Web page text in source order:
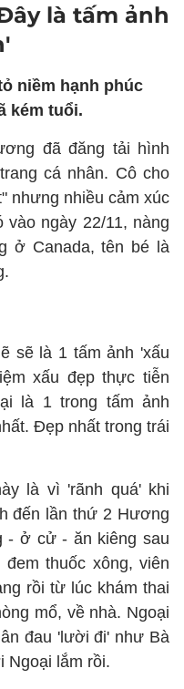
là tấm ảnh
niềm hạnh phúc
kém tuổi.
đã đăng tải hình
cá nhân. Cô cho
nhưng nhiều cảm xúc
ngày 22/11, nàng
ở Canada, tên bé là
sẽ là 1 tấm ảnh 'xấu
xấu đẹp thực tiễn
là 1 trong tấm ảnh
Đẹp nhất trong trái
là vì 'rãnh quá' khi
đến lần thứ 2 Hương
- ở cử - ăn kiêng sau
thuốc xông, viên
rồi từ lúc khám thai
mổ, về nhà. Ngoại
đau 'lười đi' như Bà
Ngoại lắm rồi.